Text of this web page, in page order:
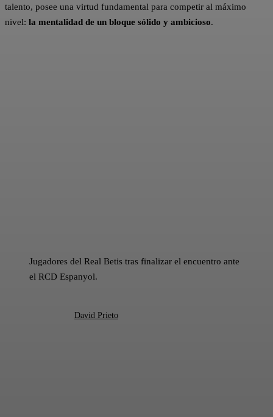
talento, posee una virtud fundamental para competir al máximo
nivel: la mentalidad de un bloque sólido y ambicioso.
Jugadores del Real Betis tras finalizar el encuentro ante
el RCD Espanyol.
David Prieto